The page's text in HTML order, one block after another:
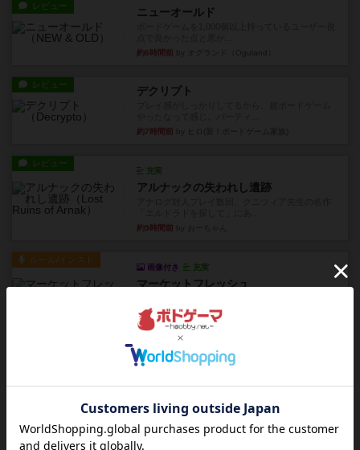
レビュー ニューオールド
約6時間前
レビュー デクリプト
約7時間前
レビュー
充実
アルナックの失われし遺跡
約9時間前
ルール/インスト
画像付き 充実
マーケットフレッシュ
重ねて在庫を最大化し、競合...
約14時間前by jurong
メメントオンラインタクティクス
合いが楽しいゲーム盛り上が...
約14時間前 by nekomanma222
レビュー ヘックメック